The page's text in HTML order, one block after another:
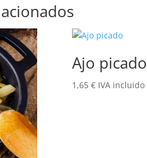
Ajo picado
1,65 € IVA incluido